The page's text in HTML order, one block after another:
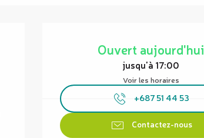
Ouverture et coordonnées
Ouvert aujourd'hui
jusqu'à 17:00
Voir les horaires
+687 51 44 53
Contactez-nous